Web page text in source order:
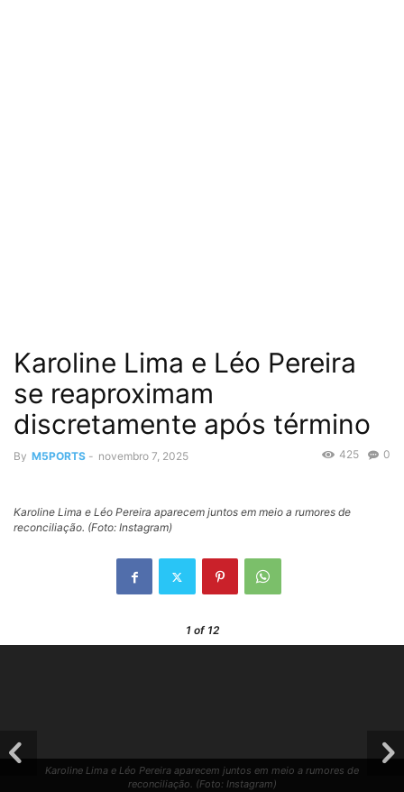
Karoline Lima e Léo Pereira
se reaproximam
discretamente após término
By M5PORTS - novembro 7, 2025 0
425
Karoline Lima e Léo Pereira aparecem juntos em meio a rumores de
reconciliação. (Foto: Instagram)
1of 12
Karoline Lima e Léo Pereira aparecem juntos em meio a rumores de
reconciliação. (Foto: Instagram)